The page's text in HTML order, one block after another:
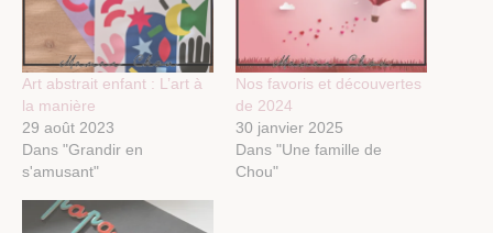
Art abstrait enfant : L’art à
la manière
29 août 2023
Dans "Grandir en
s'amusant"
Nos favoris et découvertes
de 2024
30 janvier 2025
Dans "Une famille de
Chou"